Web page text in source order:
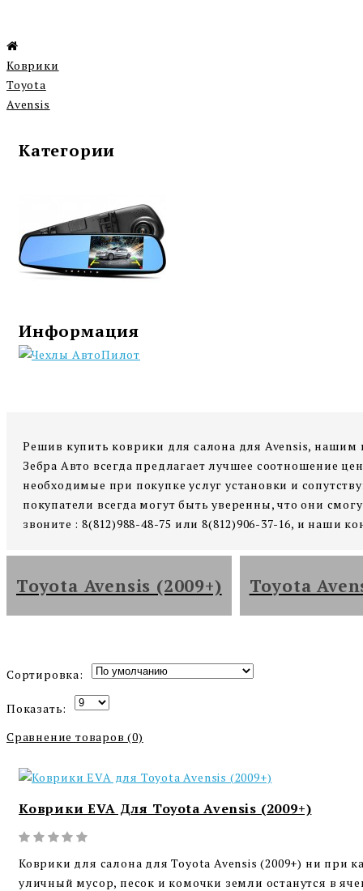
Коврики
Toyota
Avensis
Категории
Информация
Решив купить коврики для салона для Avensis, нашим
Зебра Авто всегда предлагает лучшее соотношение
необходимые при покупке услуг установки и
покупатели всегда могут быть уверенны, что они
звоните : 8(812)988-48-75 или 8(812)906-37-16, и наши
Toyota Avensis (2009+) Toyota
Сортировка:
Показать:
Сравнение товаров (0)
Коврики EVA Для Toyota Avensis (2009+)
Коврики для салона для Toyota Avensis (2009+) ни при
уличный мусор, песок и комочки земли останутся в